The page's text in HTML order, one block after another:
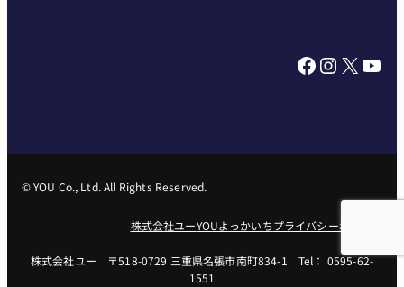
Facebook InstagramX YouTube
© YOU Co., Ltd. All Rights Reserved.
株式会社ユーYOUよっかいちプライバシーポリシー
株式会社ユー 〒518-0729 三重県名張市南町834-1 Tel： 0595-62-
1551